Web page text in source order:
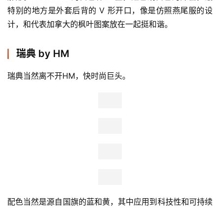
特别的地方是外套后背的 V 形开口，像是仿照燕尾服的设
计，和代表加拿大的枫叶图案放在一起挺和谐。
瑞典 by HM
瑞典当然离不开HM，快时尚巨头。
配色当然是源自国旗的蓝和黄，其中应用到科技性和可持续